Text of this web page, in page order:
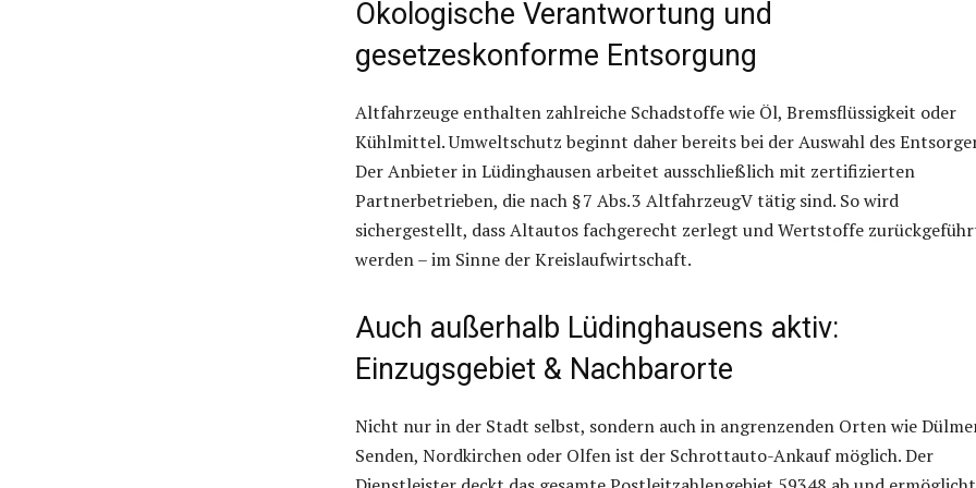
Ökologische Verantwortung und
gesetzeskonforme Entsorgung
Altfahrzeuge enthalten zahlreiche Schadstoffe wie Öl, Bremsflüssigkeit oder
Kühlmittel. Umweltschutz beginnt daher bereits bei der Auswahl des
Der Anbieter in Lüdinghausen arbeitet ausschließlich mit zertifizierten
Partnerbetrieben, die nach § 7 Abs. 3 AltfahrzeugV tätig sind. So wird
sichergestellt, dass Altautos fachgerecht zerlegt und Wertstoffe
werden – im Sinne der Kreislaufwirtschaft.
Auch außerhalb Lüdinghausens aktiv:
Einzugsgebiet & Nachbarorte
Nicht nur in der Stadt selbst, sondern auch in angrenzenden Orten wie
Senden, Nordkirchen oder Olfen ist der Schrottauto-Ankauf möglich. Der